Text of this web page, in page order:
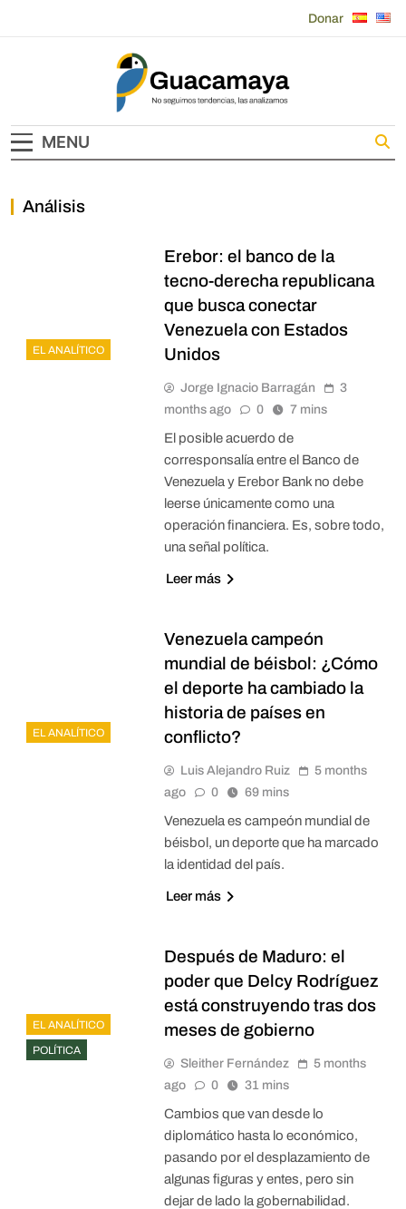
Donar
Guacamaya
MENU
Análisis
EL ANALÍTICO
Erebor: el banco de la
tecno-derecha republicana
que busca conectar
Venezuela con Estados
Unidos
Jorge Ignacio Barragán
3
months ago
0 7 mins
El posible acuerdo de
corresponsalía entre el Banco de
Venezuela y Erebor Bank no debe
leerse únicamente como una
operación financiera. Es, sobre todo,
una señal política.
Leer más
EL ANALÍTICO
Venezuela campeón
mundial de béisbol: ¿Cómo
el deporte ha cambiado la
historia de países en
conflicto?
Luis Alejandro Ruiz
5 months
ago
0 69 mins
Venezuela es campeón mundial de
béisbol, un deporte que ha marcado
la identidad del país.
Leer más
EL ANALÍTICO
POLÍTICA
Después de Maduro: el
poder que Delcy Rodríguez
está construyendo tras dos
meses de gobierno
Sleither Fernández
5 months
ago
0 31 mins
Cambios que van desde lo
diplomático hasta lo económico,
pasando por el desplazamiento de
algunas figuras y entes, pero sin
dejar de lado la gobernabilidad.